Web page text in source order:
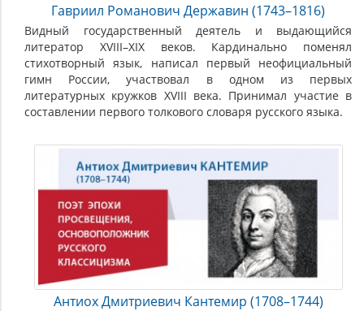
Гавриил Романович Державин (1743–1816)
Видный государственный деятель и выдающийся
литератор XVIII–XIX веков. Кардинально поменял
стихотворный язык, написал первый неофициальный
гимн России, участвовал в одном из первых
литературных кружков XVIII века. Принимал участие в
составлении первого толкового словаря русского языка.
Антиох Дмитриевич Кантемир (1708–1744)